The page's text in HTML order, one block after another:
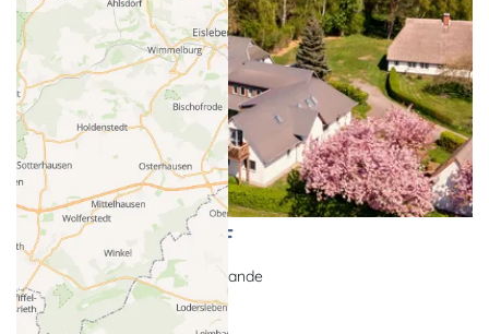
Pension HAIDE - HOF
Pension, Urlaub auf dem Lande
Ummanz